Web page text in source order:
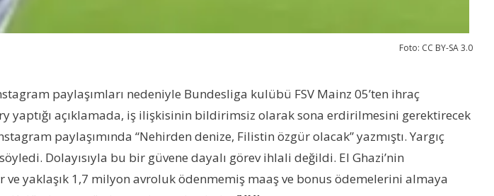
Foto: CC BY-SA 3.0
paylaşımları nedeniyle Bundesliga kulübü FSV Mainz 05’ten ihraç
yaptığı açıklamada, iş ilişkisinin bildirimsiz olarak sona erdirilmesini gerektirecek
paylaşımında “Nehirden denize, Filistin özgür olacak” yazmıştı. Yargıç
Dolayısıyla bu bir güvene dayalı görev ihlali değildi. El Ghazi’nin
yaklaşık 1,7 milyon avroluk ödenmemiş maaş ve bonus ödemelerini almaya